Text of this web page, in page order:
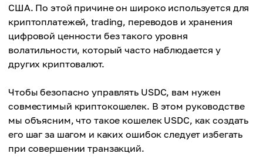
США. По этой причине он широко используется для
криптоплатежей, trading, переводов и хранения
цифровой ценности без такого уровня
волатильности, который часто наблюдается у
других криптовалют.
Чтобы безопасно управлять USDC, вам нужен
совместимый криптокошелек. В этом руководстве
мы объясним, что такое кошелек USDC, как создать
его шаг за шагом и каких ошибок следует избегать
при совершении транзакций.